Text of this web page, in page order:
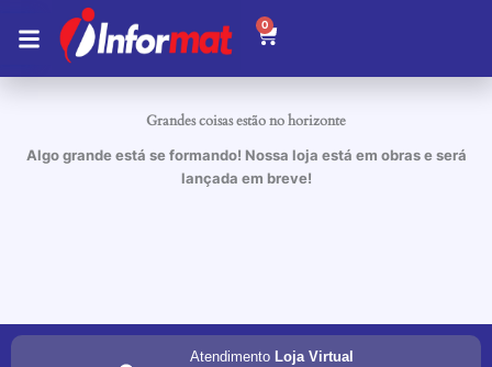
para
conteúdo
Grandes coisas estão no horizonte
Algo grande está se formando! Nossa loja está em obras e será
lançada em breve!
Atendimento Loja Virtual
0
Carrinho